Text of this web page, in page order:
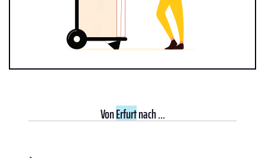
VonErfurtnach ...